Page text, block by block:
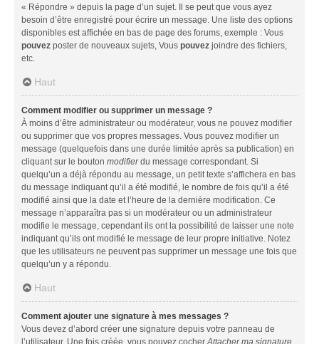
« Répondre » depuis la page d’un sujet. Il se peut que vous ayez
besoin d’être enregistré pour écrire un message. Une liste des options
disponibles est affichée en bas de page des forums, exemple : Vous
pouvez poster de nouveaux sujets, Vous pouvez joindre des fichiers,
etc.
Haut
Comment modifier ou supprimer un message ?
À moins d’être administrateur ou modérateur, vous ne pouvez modifier
ou supprimer que vos propres messages. Vous pouvez modifier un
message (quelquefois dans une durée limitée après sa publication) en
cliquant sur le bouton modifierdu message correspondant. Si
quelqu’un a déjà répondu au message, un petit texte s’affichera en bas
du message indiquant qu’il a été modifié, le nombre de fois qu’il a été
modifié ainsi que la date et l’heure de la dernière modification. Ce
message n’apparaîtra pas si un modérateur ou un administrateur
modifie le message, cependant ils ont la possibilité de laisser une note
indiquant qu’ils ont modifié le message de leur propre initiative. Notez
que les utilisateurs ne peuvent pas supprimer un message une fois que
quelqu’un y a répondu.
Haut
Comment ajouter une signature à mes messages ?
Vous devez d’abord créer une signature depuis votre panneau de
l’utilisateur. Une fois créée, vous pouvez cocher Attacher ma signature